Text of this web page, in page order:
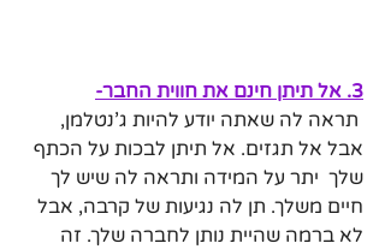
3. אל תיתן חינם את חווית החבר-
תראה לה שאתה יודע להיות ג'נטלמן,
אבל אל תגזים. אל תיתן לבכות על הכתף
שלך  יתר על המידה ותראה לה שיש לך
חיים משלך. תן לה נגיעות של קרבה, אבל
לא ברמה שהיית נותן לחברה שלך. זה